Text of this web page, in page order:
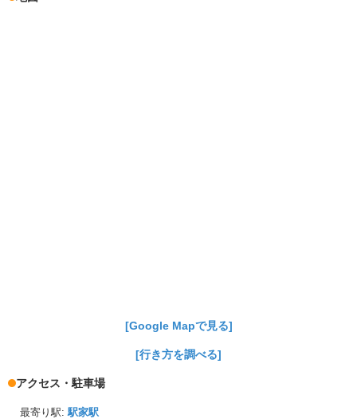
[Google Mapで見る]
[行き方を調べる]
アクセス・駐車場
最寄り駅: 駅家駅